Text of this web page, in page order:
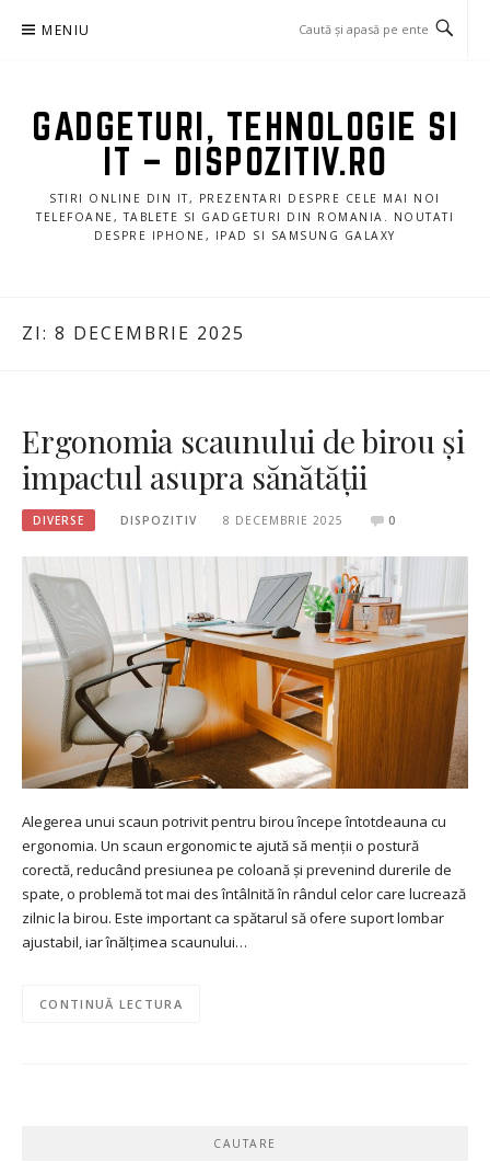
MENIU
GADGETURI, TEHNOLOGIE SI
IT – DISPOZITIV.RO
STIRI ONLINE DIN IT, PREZENTARI DESPRE CELE MAI NOI
TELEFOANE, TABLETE SI GADGETURI DIN ROMANIA. NOUTATI
DESPRE IPHONE, IPAD SI SAMSUNG GALAXY
ZI: 8 DECEMBRIE 2025
Ergonomia scaunului de birou și
impactul asupra sănătății
DIVERSE DISPOZITIV 8 DECEMBRIE 2025 0
Alegerea unui scaun potrivit pentru birou începe întotdeauna cu
ergonomia. Un scaun ergonomic te ajută să menții o postură
corectă, reducând presiunea pe coloană și prevenind durerile de
spate, o problemă tot mai des întâlnită în rândul celor care lucrează
zilnic la birou. Este important ca spătarul să ofere suport lombar
ajustabil, iar înălțimea scaunului…
CONTINUĂ LECTURA
CAUTARE